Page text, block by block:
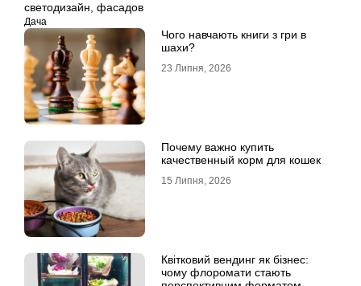
светодизайн фасадов
Дача
Чого навчають книги з гри в
шахи?
23 Липня, 2026
Почему важно купить
качественный корм для кошек
15 Липня, 2026
Квітковий вендинг як бізнес:
чому флоромати стають